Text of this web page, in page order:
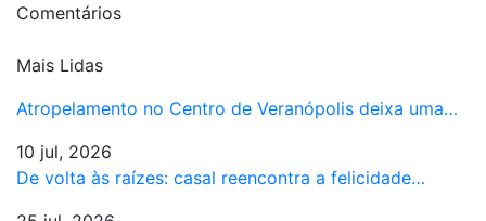
Comentários
Mais Lidas
Atropelamento no Centro de Veranópolis deixa uma…
10 jul, 2026
De volta às raízes: casal reencontra a felicidade…